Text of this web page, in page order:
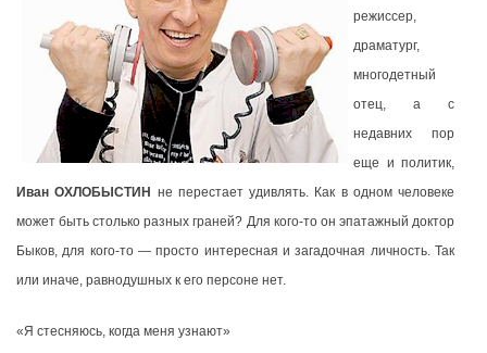
режиссер,
драматург,
многодетный
отец, а с
недавних пор
еще и политик,
Иван ОХЛОБЫСТИН
не перестает удивлять. Как в одном человеке
может быть столько разных граней? Для кого-то он эпатажный доктор
Быков, для кого-то — просто интересная и загадочная личность. Так
или иначе, равнодушных к его персоне нет.
«Я стесняюсь, когда меня узнают»